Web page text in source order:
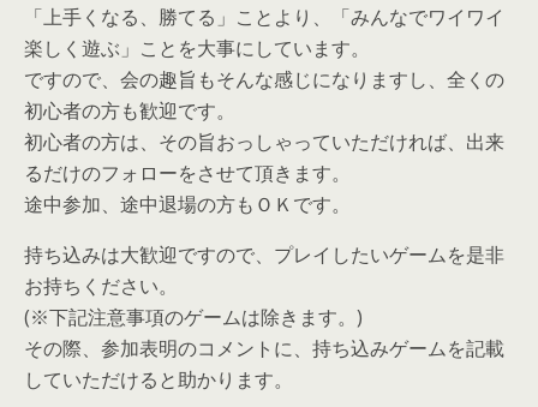
「上手くなる、勝てる」ことより、「みんなでワイワイ
楽しく遊ぶ」ことを大事にしています。
ですので、会の趣旨もそんな感じになりますし、全くの
初心者の方も歓迎です。
初心者の方は、その旨おっしゃっていただければ、出来
るだけのフォローをさせて頂きます。
途中参加、途中退場の方もＯＫです。
持ち込みは大歓迎ですので、プレイしたいゲームを是非
お持ちください。
(※下記注意事項のゲームは除きます。)
その際、参加表明のコメントに、持ち込みゲームを記載
していただけると助かります。